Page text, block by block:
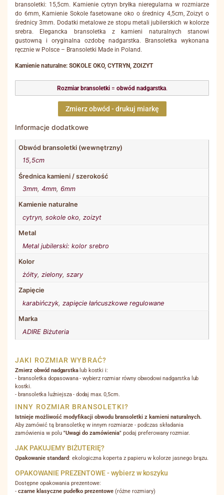
bransoletki: 15,5cm. Kamienie cytryn bryłka nieregularna w rozmiarze
do 6mm, Kamienie Sokole fasetowane oko o średnicy 4,5cm, Zoizyt o
średnicy 3mm. Dodatki metalowe ze stopu metali jubilerskich w kolorze
srebra. Elegancka bransoletka z kamieni naturalnych stanowi
gustowną i oryginalna ozdobę nadgarstka. Bransoletka wykonana
ręcznie w Polsce – Bransoletki Made in Poland.
Kamienie naturalne: SOKOLE OKO, CYTRYN, ZOIZYT
Rozmiar bransoletki= obwód nadgarstka.
Zmierz obwód - drukuj miarkę
Informacje dodatkowe
Obwód bransoletki (wewnętrzny)
15,5cm
Średnica kamieni / szerokość
3mm, 4mm, 6mm
Kamienie naturalne
cytryn, sokole oko, zoizyt
Metal
Metal jubilerski: kolor srebro
Kolor
żółty, zielony, szary
Zapięcie
karabińczyk, zapięcie łańcuszkowe regulowane
Marka
ADIRE Biżuteria
JAKI ROZMIAR WYBRAĆ?
Zmierz obwód nadgarstkalub kostki i:
- bransoletka dopasowana - wybierz rozmiar równy obwodowi nadgarstka lub
kostki.
- bransoletka luźniejsza - dodaj max. 0,5cm.
INNY ROZMIAR BRANSOLETKI?
Istnieje możliwość modyfikacji obwodu bransoletki z kamieni naturalnych.
Aby zamówić tą bransoletkę w innym rozmiarze - podczas składania
zamówienia w polu "Uwagi do zamówienia" podaj preferowany rozmiar.
JAK PAKUJEMY BIŻUTERIĘ?
Opakowanie standard: ekologiczna koperta z papieru w kolorze jasnego brązu.
OPAKOWANIE PREZENTOWE - wybierz w koszyku
Dostępne opakowania prezentowe:
- czarne klasyczne pudełko prezentowe (różne rozmiary)